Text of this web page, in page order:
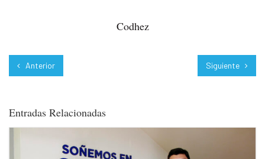
Codhez
Anterior Siguiente
Entradas Relacionadas